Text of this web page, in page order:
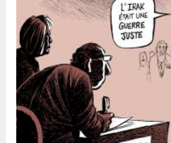
Trump II
Vous avez dit "Islam"?